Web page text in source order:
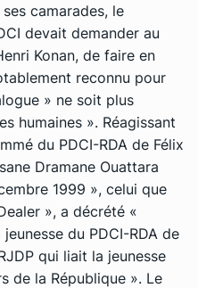
camarades, le
devait demander au
Konan, de faire en
reconnu pour
» ne soit plus
humaines ». Réagissant
du PDCI-RDA de Félix
Dramane Ouattara
1999 », celui que
», a décrété «
du PDCI-RDA de
qui liait la jeunesse
de la République ». Le